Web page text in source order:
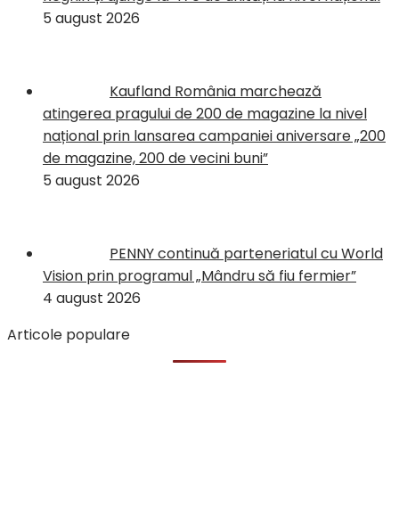
5 august 2026
Kaufland România marchează
atingerea pragului de 200 de magazine la nivel
național prin lansarea campaniei aniversare „200
de magazine, 200 de vecini buni”
5 august 2026
PENNY continuă parteneriatul cu World
Vision prin programul „Mândru să fiu fermier”
4 august 2026
Articole populare